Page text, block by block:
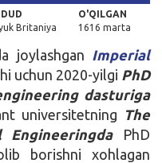
Britaniya
O'QILGAN
1616 marta
joylashgan Imperial
uchun 2020-yilgi PhD
dasturiga
universitetning
The
Engineeringda PhD
borishni xohlagan